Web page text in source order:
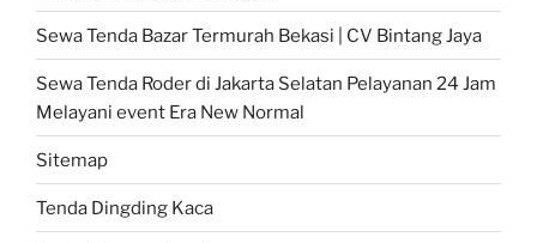
Sewa Tenda Bazar Termurah Bekasi | CV Bintang Jaya
Sewa Tenda Roder di Jakarta Selatan Pelayanan 24 Jam
Melayani event Era New Normal
Sitemap
Tenda Dingding Kaca